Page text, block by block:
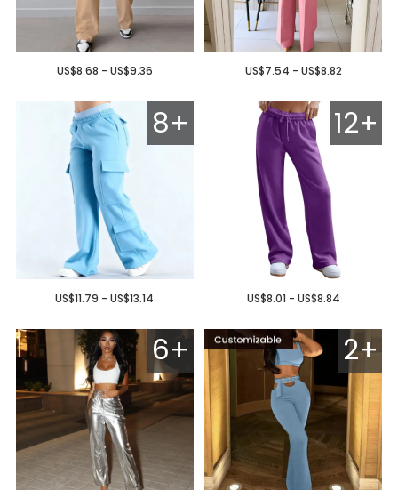
US$8.68 - US$9.36 US$7.54 - US$8.82
8+
US$11.79 - US$13.14
12+
US$8.01 - US$8.84
6+ 2+